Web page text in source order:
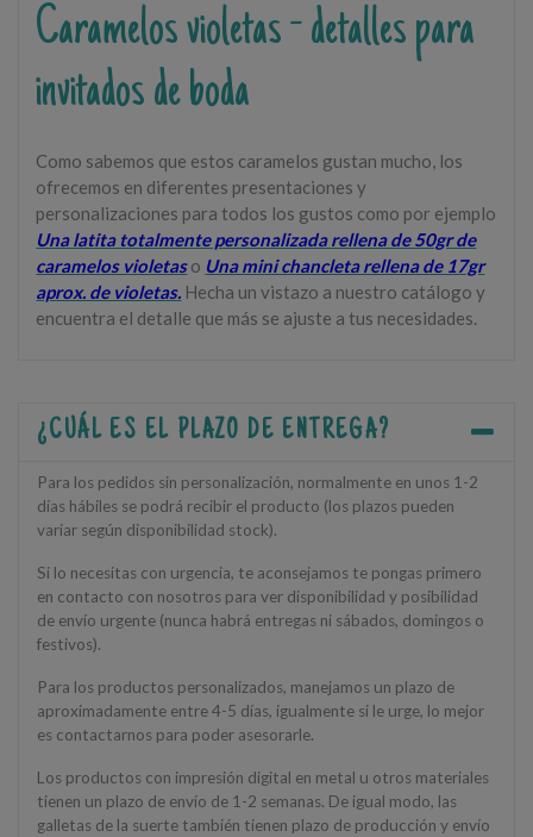
Caramelos violetas - detalles para
invitados de boda
Como sabemos que estos caramelos gustan mucho, los
ofrecemos en diferentes presentaciones y
personalizaciones para todos los gustos como por ejemplo
Una latita totalmente personalizada rellena de 50gr de
caramelos violetas o Una mini chancleta rellena de 17gr
aprox. de violetas. Hecha un vistazo a nuestro catálogo y
encuentra el detalle que más se ajuste a tus necesidades.
¿CUÁL ES EL PLAZO DE ENTREGA?
Para los pedidos sin personalización, normalmente en unos 1-2
días hábiles se podrá recibir el producto (los plazos pueden
variar según disponibilidad stock).
Si lo necesitas con urgencia, te aconsejamos te pongas primero
en contacto con nosotros para ver disponibilidad y posibilidad
de envío urgente (nunca habrá entregas ni sábados, domingos o
festivos).
Para los productos personalizados, manejamos un plazo de
aproximadamente entre 4-5 días, igualmente si le urge, lo mejor
es contactarnos para poder asesorarle.
Los productos con impresión digital en metal u otros materiales
tienen un plazo de envío de 1-2 semanas. De igual modo, las
galletas de la suerte también tienen plazo de producción y envío